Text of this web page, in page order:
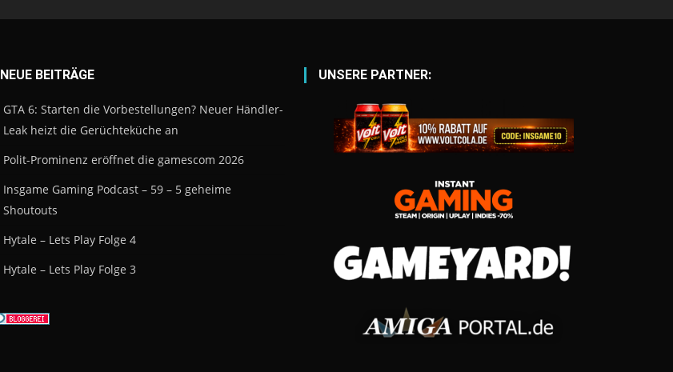
NEUE BEITRÄGE
GTA 6: Starten die Vorbestellungen? Neuer Händler-
Leak heizt die Gerüchteküche an
Polit-Prominenz eröffnet die gamescom 2026
Insgame Gaming Podcast – 59 – 5 geheime
Shoutouts
Hytale – Lets Play Folge 4
Hytale – Lets Play Folge 3
UNSERE PARTNER: